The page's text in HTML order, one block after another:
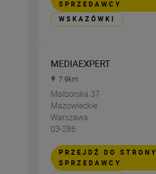
SPRZEDAWCY
WSKAZÓWKI
MEDIAEXPERT
7.9km
Malborska 37
Mazowieckie
Warszawa
03-286
PRZEJDŹ DO STRONY
SPRZEDAWCY